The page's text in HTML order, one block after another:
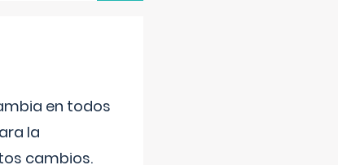
en todos
la
cambios.